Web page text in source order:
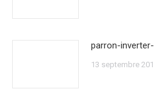
parron-
13 septembre